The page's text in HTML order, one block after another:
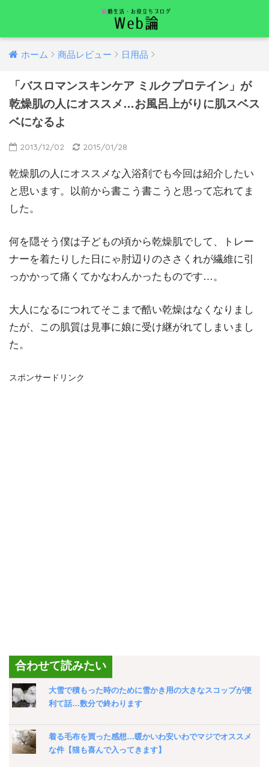
ホーム 商品レビュー 日用品
「バスロマンスキンケア ミルクプロテイン」が
乾燥肌の人にオススメ…お風呂上がりに肌スベス
ベになるよ
2013/12/02 2015/01/28
乾燥肌の人にオススメな入浴剤でも今回は紹介したい
と思います。以前から書こう書こうと思って忘れてま
した。
何を隠そう僕は子どもの頃から乾燥肌でして、トレー
ナーを着たりした日にゃ肘辺りのささくれが繊維に引
っかかって痛くてかなわんかったものです…。
大人になるにつれてそこまで酷い乾燥はなくなりまし
たが、この肌質は見事に娘に受け継がれてしまいまし
た。
スポンサードリンク
合わせて読みたい
大雪で積もった時のために雪かき用の大きなスコップが便
利て話…数分で終わります
着る毛布を買った感想…暖かいわ安いわでマジでオススメ
な件【猫も喜んで入ってきます】